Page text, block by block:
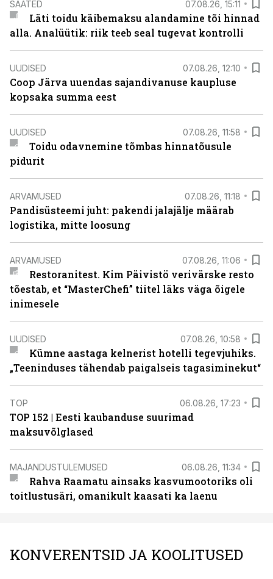
SAATED 07.08.26, 15:11
Läti toidu käibemaksu alandamine tõi hinnad
alla. Analüütik: riik teeb seal tugevat kontrolli
UUDISED 07.08.26, 12:10
Coop Järva uuendas sajandivanuse kaupluse
kopsaka summa eest
UUDISED 07.08.26, 11:58
Toidu odavnemine tõmbas hinnatõusule
pidurit
ARVAMUSED 07.08.26, 11:18
Pandisüsteemi juht: pakendi jalajälje määrab
logistika, mitte loosung
ARVAMUSED 07.08.26, 11:06
Restoranitest. Kim Päivistö verivärske resto
tõestab, et “MasterChefi” tiitel läks väga õigele
inimesele
UUDISED 07.08.26, 10:58
Kümne aastaga kelnerist hotelli tegevjuhiks.
„Teeninduses tähendab paigalseis tagasiminekut“
TOP 06.08.26, 17:23
TOP 152 | Eesti kaubanduse suurimad
maksuvõlglased
MAJANDUSTULEMUSED 06.08.26, 11:34
Rahva Raamatu ainsaks kasvumootoriks oli
toitlustusäri, omanikult kaasati ka laenu
KONVERENTSID JA KOOLITUSED